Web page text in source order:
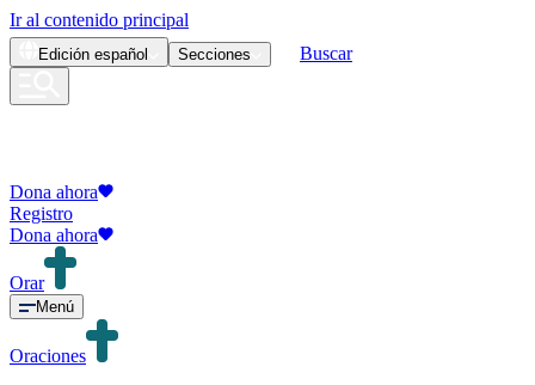
Ir al contenido principal
Edición español Secciones Buscar
Dona ahora
Registro
Dona ahora
Orar
Menú
Oraciones